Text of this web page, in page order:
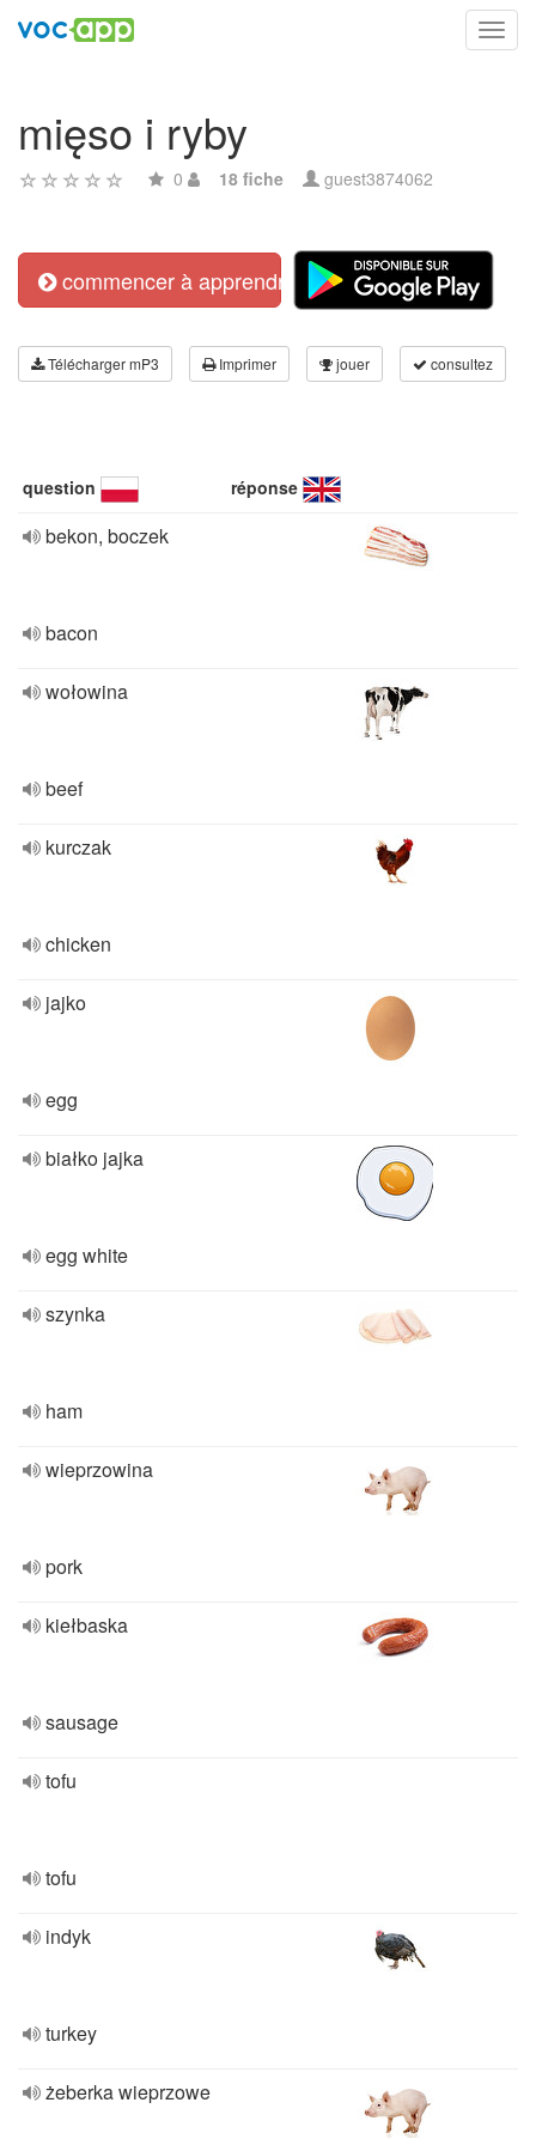
mięso i ryby
0 18 fiche guest3874062
commencer à apprendre
Télécharger mP3 Imprimer jouer consultez
question réponse
bekon, boczek
bacon
wołowina
beef
kurczak
chicken
jajko
egg
białko jajka
egg white
szynka
ham
wieprzowina
pork
kiełbaska
sausage
tofu
tofu
indyk
turkey
żeberka wieprzowe